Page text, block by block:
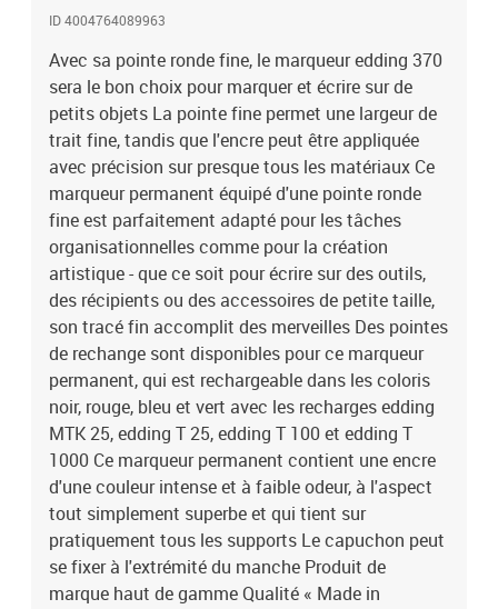
ID 4004764089963
Avec sa pointe ronde fine, le marqueur edding 370
sera le bon choix pour marquer et écrire sur de
petits objets La pointe fine permet une largeur de
trait fine, tandis que l'encre peut être appliquée
avec précision sur presque tous les matériaux Ce
marqueur permanent équipé d'une pointe ronde
fine est parfaitement adapté pour les tâches
organisationnelles comme pour la création
artistique - que ce soit pour écrire sur des outils,
des récipients ou des accessoires de petite taille,
son tracé fin accomplit des merveilles Des pointes
de rechange sont disponibles pour ce marqueur
permanent, qui est rechargeable dans les coloris
noir, rouge, bleu et vert avec les recharges edding
MTK 25, edding T 25, edding T 100 et edding T
1000 Ce marqueur permanent contient une encre
d'une couleur intense et à faible odeur, à l'aspect
tout simplement superbe et qui tient sur
pratiquement tous les supports Le capuchon peut
se fixer à l'extrémité du manche Produit de
marque haut de gamme Qualité « Made in